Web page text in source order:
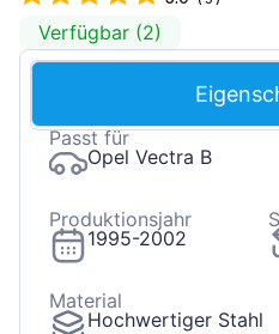
Verfügbar (2)
Passt für
Opel Vectra B
Produktionsjahr
1995-2002
Material
Hochwertiger Stahl